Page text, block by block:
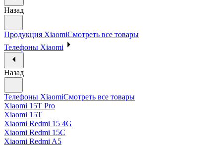
Назад
Продукция XiaomiСмотреть все товары
Телефоны Xiaomi
Назад
Телефоны XiaomiСмотреть все товары
Xiaomi 15T Pro
Xiaomi 15T
Xiaomi Redmi 15 4G
Xiaomi Redmi 15C
Xiaomi Redmi A5